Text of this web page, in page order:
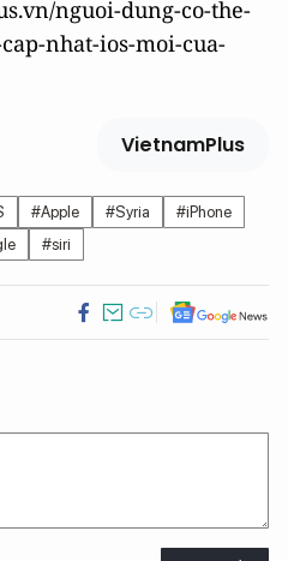
nguoi-dung-co-the-
nhat-ios-moi-cua-
VietnamPlus
#Apple #Syria
#iPhone
#siri